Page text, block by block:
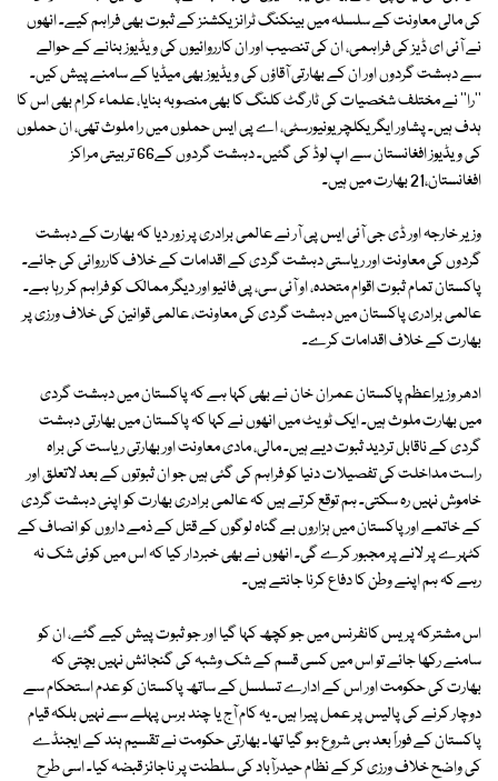
کی مالی معاونت کے سلسلہ میں بینکنگ ٹرانزیکشنز کے ثبوت بھی فراہم کیے۔ انھوں
نے آئی ای ڈیز کی فراہمی، ان کی تنصیب اور ان کارروائیوں کی ویڈیوز بنانے کے حوالے
سے دہشت گردوں اور ان کے بھارتی آقاؤں کی ویڈیوز بھی میڈیا کے سامنے پیش کیں۔
''را'' نے مختلف شخصیات کی ٹارگٹ کلنگ کا بھی منصوبہ بنایا، علماء کرام بھی اس کا
ہدف ہیں۔ پشاور ایگریکلچر یونیورسٹی، اے پی ایس حملوں میں را ملوث تھی، ان حملوں
کی ویڈیوز افغانستان سے اپ لوڈ کی گئیں۔ دہشت گردوں کے66 تربیتی مراکز
افغانستان،21 بھارت میں ہیں۔
وزیر خارجہ اور ڈی جی آئی ایس پی آر نے عالمی برادری پر زور دیا کہ بھارت کے دہشت
گردوں کی معاونت اور ریاستی دہشت گردی کے اقدامات کے خلاف کارروائی کی جائے۔
پاکستان تمام ثبوت اقوام متحدہ، او آئی سی، پی فائیو اور دیگر ممالک کو فراہم کر رہا ہے۔
عالمی برادری پاکستان میں دہشت گردی کی معاونت، عالمی قوانین کی خلاف ورزی پر
بھارت کے خلاف اقدامات کرے۔
ادھر وزیراعظم پاکستان عمران خان نے بھی کہا ہے کہ پاکستان میں دہشت گردی
میں بھارت ملوث ہیں۔ ایک ٹویٹ میں انھوں نے کہا کہ پاکستان میں بھارتی دہشت
گردی کے ناقابل تردید ثبوت دیے ہیں۔ مالی، مادی معاونت اور بھارتی ریاست کی براہ
راست مداخلت کی تفصیلات دنیا کو فراہم کی گئی ہیں جو ان ثبوتوں کے بعد لاتعلق اور
خاموش نہیں رہ سکتی۔ ہم توقع کرتے ہیں کہ عالمی برادری بھارت کو اپنی دہشت گردی
کے خاتمے اور پاکستان میں ہزاروں بے گناہ لوگوں کے قتل کے ذمے داروں کو انصاف کے
کٹہرے پر لانے پر مجبور کرے گی۔ انھوں نے بھی خبردار کیا کہ اس میں کوئی شک نہ
رہے کہ ہم اپنے وطن کا دفاع کرنا جانتے ہیں۔
اس مشترکہ پریس کانفرنس میں جو کچھ کہا گیا اور جو ثبوت پیش کیے گئے، ان کو
سامنے رکھا جائے تو اس میں کسی قسم کے شک وشبہ کی گنجائش نہیں بچتی کہ
بھارت کی حکومت اور اس کے ادارے تسلسل کے ساتھ پاکستان کو عدم استحکام سے
دوچار کرنے کی پالیس پر عمل پیرا ہیں۔ یہ کام آج یا چند برس پہلے سے نہیں بلکہ قیام
پاکستان کے فوراً بعد ہی شروع ہو گیا تھا۔ بھارتی حکومت نے تقسیم ہند کے ایجنڈے
کی واضح خلاف ورزی کر کے نظام حیدرآباد کی سلطنت پر ناجائز قبضہ کیا۔ اسی طرح